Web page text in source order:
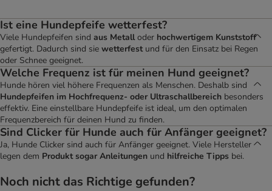
(Gehorsamkeit, Tricks etc.).
Ist eine Hundepfeife wetterfest?
Viele Hundepfeifen sind aus Metalloder hochwertigem Kunststoff
gefertigt. Dadurch sind sie wetterfestund für den Einsatz bei Regen
oder Schnee geeignet.
Welche Frequenz ist für meinen Hund geeignet?
Hunde hören viel höhere Frequenzen als Menschen. Deshalb sind
Hundepfeifen im Hochfrequenz- oder Ultraschallbereich besonders
effektiv. Eine einstellbare Hundepfeife ist ideal, um den optimalen
Frequenzbereich für deinen Hund zu finden.
Sind Clicker für Hunde auch für Anfänger geeignet?
Ja, Hunde Clicker sind auch für Anfänger geeignet. Viele Hersteller
legen dem Produkt sogar Anleitungen und hilfreiche Tipps bei.
Noch nicht das Richtige gefunden?